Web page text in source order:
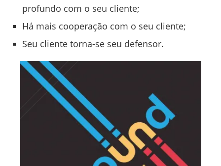
profundo com o seu cliente;
Há mais cooperação com o seu cliente;
Seu cliente torna-se seu defensor.